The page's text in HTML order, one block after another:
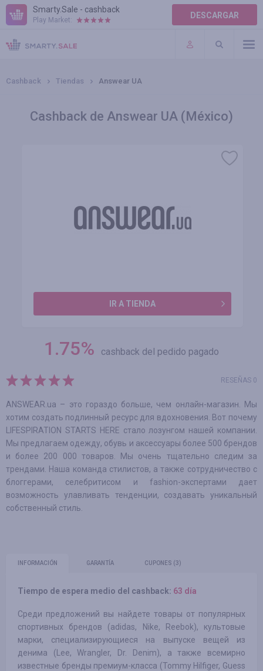
Smarty.Sale - cashback
Play Market: DESCARGAR
AYUDA
TÉRMINOS DE USO
Cashback Tiendas Answear UA
Cashback de Answear UA (México)
IR A TIENDA
1.75% cashback del pedido pagado
RESEÑAS 0
ANSWEAR.ua – это гораздо больше, чем онлайн-магазин. Мы
хотим создать подлинный ресурс для вдохновения. Вот почему
LIFESPIRATION STARTS HERE стало лозунгом нашей компании.
Мы предлагаем одежду, обувь и аксессуары более 500 брендов
и более 200 000 товаров. Мы очень тщательно следим за
трендами. Наша команда стилистов, а также сотрудничество с
блоггерами, селебритисом и fashion-экспертами дает
возможность улавливать тенденции, создавать уникальный
собственный стиль.
INFORMACIÓN GARANTÍA CUPONES (3)
Tiempo de espera medio del cashback: 63 día
Среди предложений вы найдете товары от популярных
спортивных брендов (adidas, Nike, Reebok), культовые
марки, специализирующиеся на выпуске вещей из
денима (Lee, Wrangler, Dr. Denim), а также всемирно
известные бренды премиум-класса (Tommy Hilfiger, Guess